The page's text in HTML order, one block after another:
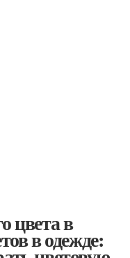
цвета в
в одежде: